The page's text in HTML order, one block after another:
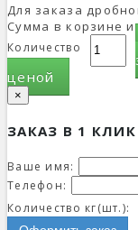
Для заказа
Сумма в корзине
Количество
ценой
×
ЗАКАЗ В 1 КЛИК
Ваше имя:
Телефон:
Количество кг(шт.):